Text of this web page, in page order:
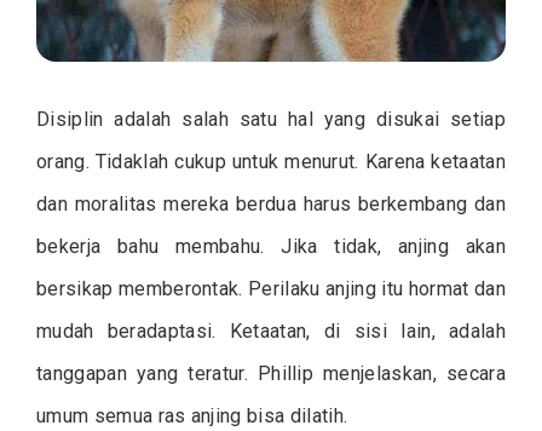
Disiplin adalah salah satu hal yang disukai setiap
orang. Tidaklah cukup untuk menurut. Karena ketaatan
dan moralitas mereka berdua harus berkembang dan
bekerja bahu membahu. Jika tidak, anjing akan
bersikap memberontak. Perilaku anjing itu hormat dan
mudah beradaptasi. Ketaatan, di sisi lain, adalah
tanggapan yang teratur. Phillip menjelaskan, secara
umum semua ras anjing bisa dilatih.